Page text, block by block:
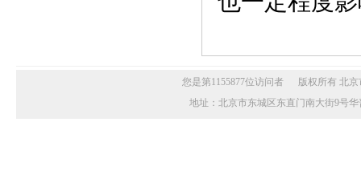
您是第1155877位访问者 版权所有 北京
地址：北京市东城区东直门南大街9号华